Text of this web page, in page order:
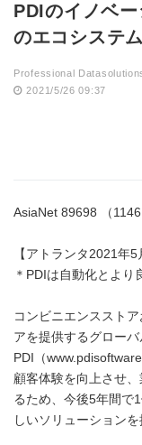
PDIのイノベ
のエコシステ
Professional
2021/5/26 09:37
AsiaNet 89698 （1146
【アトランタ2021年
＊PDIは自動化とよ
コンビニエンススト
アを提供するグロー
PDI（
顧客体験を向上させ
るため、今後5年間で
しいソリューション